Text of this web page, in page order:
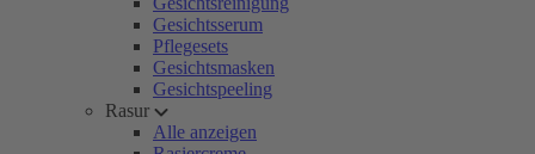
Gesichtsserum
Pflegesets
Gesichtsmasken
Gesichtspeeling
Rasur
Alle anzeigen